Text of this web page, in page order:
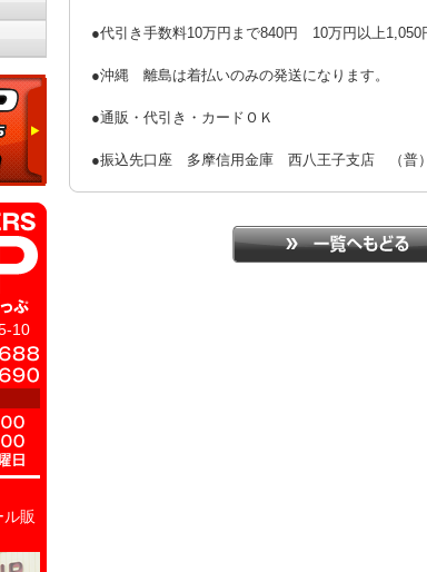
●代引き手数料10万円まで840円 10万円以上1,050
●沖縄 離島は着払いのみの発送になります。
●通販・代引き・カードＯＫ
●振込先口座 多摩信用金庫 西八王子支店 （普
10
販